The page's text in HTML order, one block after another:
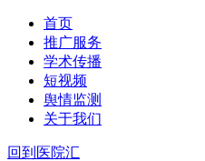
首页
推广服务
学术传播
短视频
舆情监测
关于我们
回到医院汇